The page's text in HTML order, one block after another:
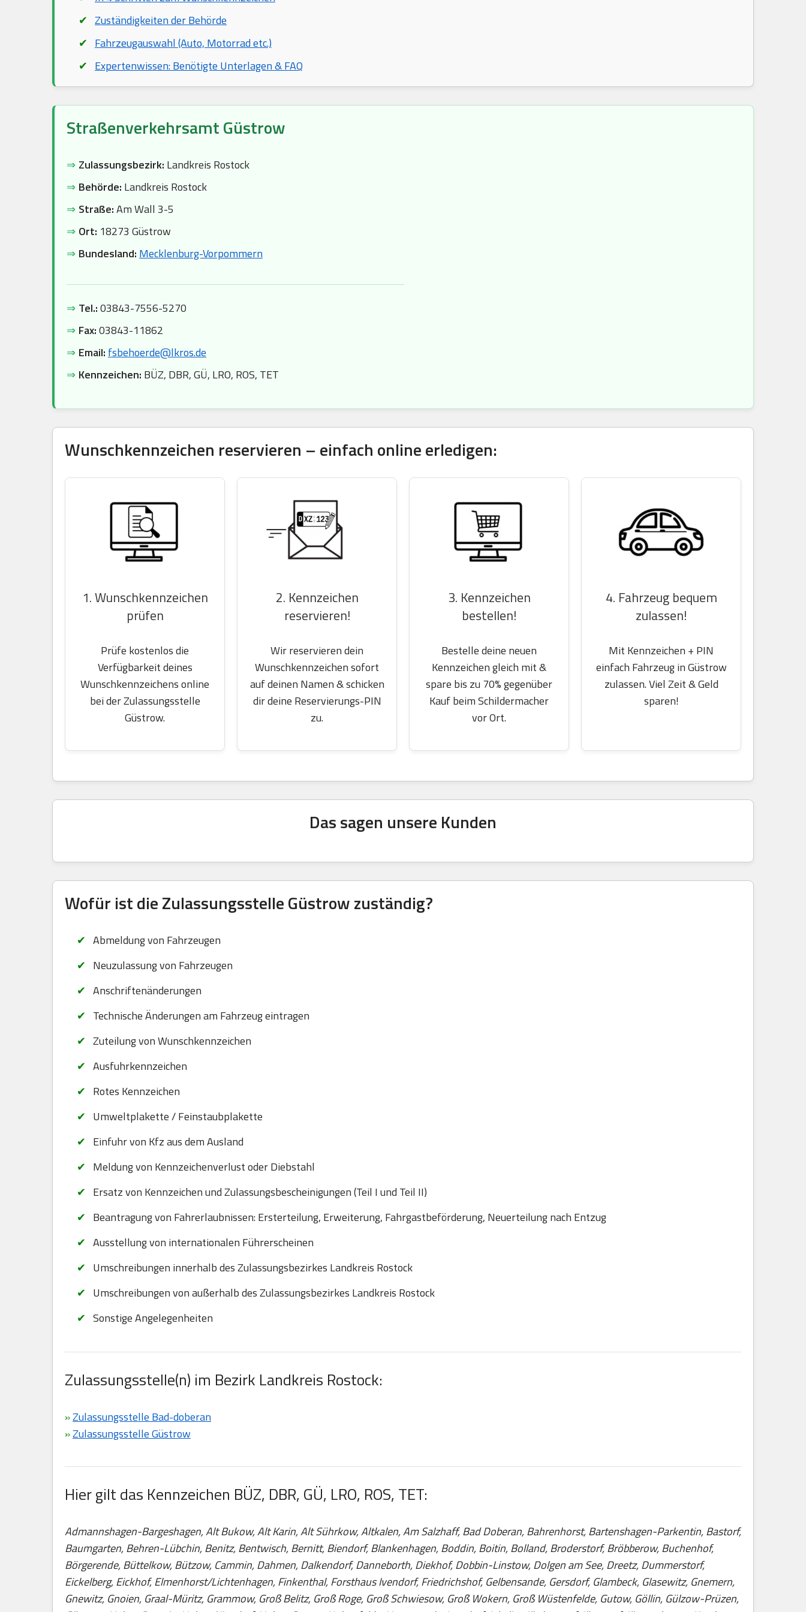
Zuständigkeiten der Behörde
Fahrzeugauswahl (Auto, Motorrad etc.)
Expertenwissen: Benötigte Unterlagen & FAQ
Straßenverkehrsamt Güstrow
⇒ Zulassungsbezirk: Landkreis Rostock
⇒ Behörde: Landkreis Rostock
⇒ Straße:Am Wall 3-5
⇒ Ort: 18273 Güstrow
⇒ Bundesland: Mecklenburg-Vorpommern
⇒ Tel.:03843-7556-5270
⇒ Fax:03843-11862
⇒ Email: fsbehoerde@lkros.de
⇒ Kennzeichen: BÜZ, DBR, GÜ, LRO, ROS, TET
Wunschkennzeichen reservieren – einfach online erledigen:
1. Wunschkennzeichen
prüfen
Prüfe kostenlos die
Verfügbarkeit deines
Wunschkennzeichens online
bei der Zulassungsstelle
Güstrow.
2. Kennzeichen
reservieren!
Wir reservieren dein
Wunschkennzeichen sofort
auf deinen Namen & schicken
dir deine Reservierungs-PIN
zu.
3. Kennzeichen
bestellen!
Bestelle deine neuen
Kennzeichen gleich mit &
spare bis zu 70% gegenüber
Kauf beim Schildermacher
vor Ort.
4. Fahrzeug bequem
zulassen!
Mit Kennzeichen + PIN
einfach Fahrzeug in Güstrow
zulassen. Viel Zeit & Geld
sparen!
Das sagen unsere Kunden
Wofür ist die Zulassungsstelle Güstrow zuständig?
Abmeldung von Fahrzeugen
Neuzulassung von Fahrzeugen
Anschriftenänderungen
Technische Änderungen am Fahrzeug eintragen
Zuteilung von Wunschkennzeichen
Ausfuhrkennzeichen
Rotes Kennzeichen
Umweltplakette / Feinstaubplakette
Einfuhr von Kfz aus dem Ausland
Meldung von Kennzeichenverlust oder Diebstahl
Ersatz von Kennzeichen und Zulassungsbescheinigungen (Teil I und Teil II)
Beantragung von Fahrerlaubnissen: Ersterteilung, Erweiterung, Fahrgastbeförderung, Neuerteilung nach Entzug
Ausstellung von internationalen Führerscheinen
Umschreibungen innerhalb des Zulassungsbezirkes Landkreis Rostock
Umschreibungen von außerhalb des Zulassungsbezirkes Landkreis Rostock
Sonstige Angelegenheiten
Zulassungsstelle(n) im Bezirk Landkreis Rostock:
»Zulassungsstelle Bad-doberan
»Zulassungsstelle Güstrow
Hier gilt das Kennzeichen BÜZ, DBR, GÜ, LRO, ROS, TET:
Admannshagen-Bargeshagen, Alt Bukow, Alt Karin, Alt Sührkow, Altkalen, Am Salzhaff, Bad Doberan, Bahrenhorst, Bartenshagen-Parkentin, Bastorf,
Baumgarten, Behren-Lübchin, Benitz, Bentwisch, Bernitt, Biendorf, Blankenhagen, Boddin, Boitin, Bolland, Broderstorf, Bröbberow, Buchenhof,
Börgerende, Büttelkow, Bützow, Cammin, Dahmen, Dalkendorf, Danneborth, Diekhof, Dobbin-Linstow, Dolgen am See, Dreetz, Dummerstorf,
Eickelberg, Eickhof, Elmenhorst/Lichtenhagen, Finkenthal, Forsthaus Ivendorf, Friedrichshof, Gelbensande, Gersdorf, Glambeck, Glasewitz, Gnemern,
Gnewitz, Gnoien, Graal-Müritz, Grammow, Groß Belitz, Groß Roge, Groß Schwiesow, Groß Wokern, Groß Wüstenfelde, Gutow, Göllin, Gülzow-Prüzen,